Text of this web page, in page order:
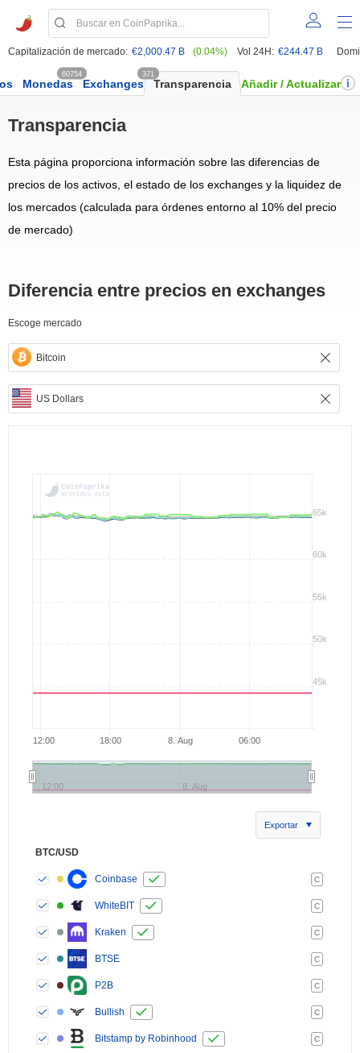
Capitalización de mercado: €2,000.47 B (0.04%) Vol 24H: €244.47 B
Monedas
60754
Exchanges
371
Transparencia Añadir / Actualizar
Transparencia
Esta página proporciona información sobre las diferencias de
precios de los activos, el estado de los exchanges y la liquidez de
los mercados (calculada para órdenes entorno al 10% del precio
de mercado)
Diferencia entre precios en exchanges
Escoge mercado
BTC/USD
Coinbase C
WhiteBIT C
Kraken C
BTSE C
P2B C
Bullish C
Bitstamp by Robinhood C
12:00 18:00 8. Aug 06:00
12:00 8. Aug
45k
50k
55k
60k
65k
Exportar